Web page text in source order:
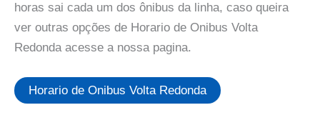
horas sai cada um dos ônibus da linha, caso queira
ver outras opções de Horario de Onibus Volta
Redonda acesse a nossa pagina.
Horario de Onibus Volta Redonda